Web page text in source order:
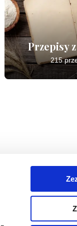
Przepisy
215